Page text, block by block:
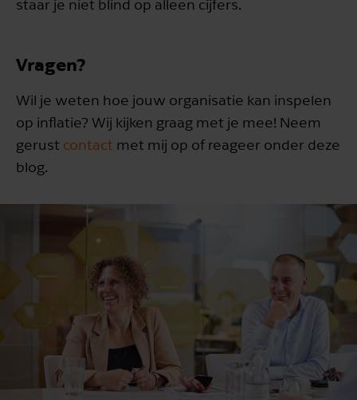
staar je niet blind op alleen cijfers.
Vragen?
Wil je weten hoe jouw organisatie kan inspelen
op inflatie? Wij kijken graag met je mee! Neem
gerust contact met mij op of reageer onder deze
blog.